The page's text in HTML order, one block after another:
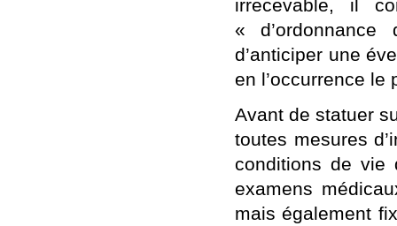
irrecevable, il
« d’ordonnance
d’anticiper une
en l’occurrence le
Avant de statuer
toutes mesures
conditions de
examens
mais également